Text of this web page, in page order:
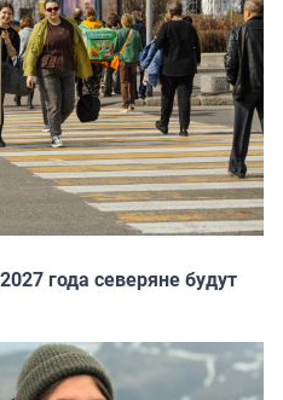
года северяне будут